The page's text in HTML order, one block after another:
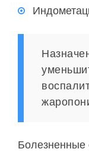
Болезненные